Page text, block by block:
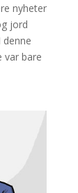
nyheter
jord
var bare